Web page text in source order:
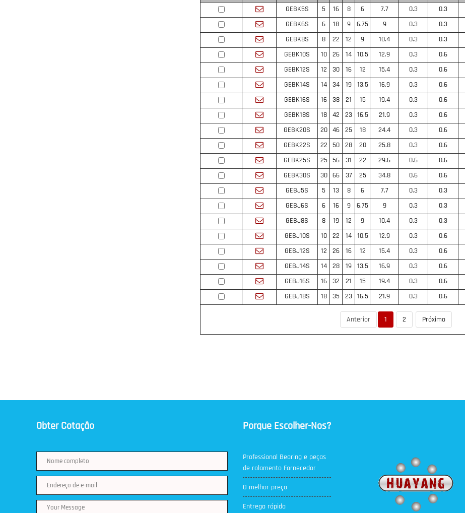
GEBK5S 5 16 8 6 7.7 0.3 0.3
GEBK6S
6 18 9 6.75 9 0.3 0.3
GEBK8S
8 22 12 9 10.4 0.3 0.3
GEBK10S
10 26 14 10.5 12.9 0.3 0.6
GEBK12S
12 30 16 12 15.4 0.3 0.6
GEBK14S
14 34 19 13.5 16.9 0.3 0.6
GEBK16S
16 38 21 15 19.4 0.3 0.6
GEBK18S
18 42 23 16.5 21.9 0.3 0.6
GEBK20S
20 46 25 18 24.4 0.3 0.6
GEBK22S
22 50 28 20 25.8 0.3 0.6
GEBK25S
25 56 31 22 29.6 0.6 0.6
GEBK30S
30 66 37 25 34.8 0.6 0.6
GEBJ5S
5 13 8 6 7.7 0.3 0.3
GEBJ6S
6 16 9 6.75 9 0.3 0.3
GEBJ8S
8 19 12 9 10.4 0.3 0.3
GEBJ10S
10 22 14 10.5 12.9 0.3 0.6
GEBJ12S
12 26 16 12 15.4 0.3 0.6
GEBJ14S
14 28 19 13.5 16.9 0.3 0.6
GEBJ16S
16 32 21 15 19.4 0.3 0.6
GEBJ18S
18 35 23 16.5 21.9 0.3 0.6
Anterior 1 2 Próximo
Obter Cotação Porque Escolher-Nos?
Professional Bearing e peças
de rolamento Fornecedor
O melhor preço
Entrega rápida